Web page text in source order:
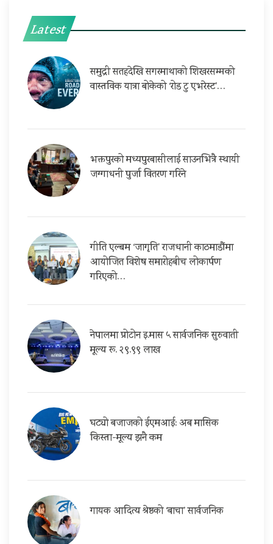
Latest
समुद्री सतहदेखि सगरमाथाको शिखरसम्मको
वास्तविक यात्रा बोकेको ‘रोड टु एभरेस्ट’…
भक्तपुरको मध्यपुरबासीलाई साउनभित्रै स्थायी
जग्गाधनी पुर्जा वितरण गरिने
गीति एल्बम ‘जागृति’ राजधानी काठमाडौंमा
आयोजित विशेष समारोहबीच लोकार्पण
गरिएको…
नेपालमा प्रोटोन इ.मास ५ सार्वजनिक सुरुवाती
मूल्य रू. २९.९९ लाख
घट्यो बजाजको ईएमआई: अब मासिक
किस्ता-मूल्य झनै कम
गायक आदित्य श्रेष्ठको ‘बाचा’ सार्वजनिक